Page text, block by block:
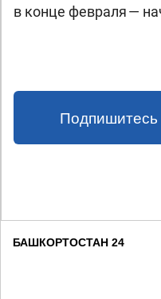
в конце февраля —
БАШКОРТОСТАН 24